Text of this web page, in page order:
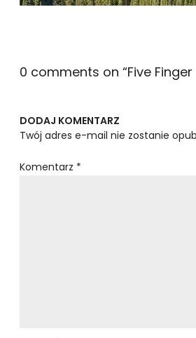
0 comments on “Five
DODAJ KOMENTARZ
Twój adres e-mail nie zostanie
Komentarz *